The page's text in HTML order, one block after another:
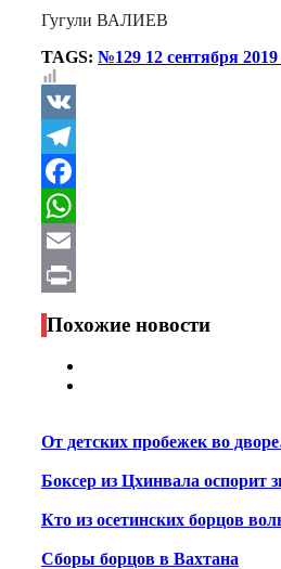
Гугули ВАЛИЕВ
TAGS: №129 12 сентября 2019
VK
Telegram
Facebook
WhatsApp
Email
Print
Похожие новости
От детских пробежек во
Боксер из Цхинвала оспорит
Кто из осетинских борцов
Сборы борцов в Вахтана